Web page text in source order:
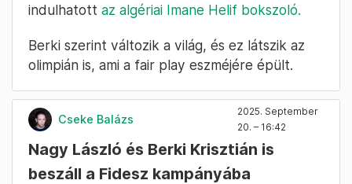
indulhatott az algériai Imane Helif bokszoló.
Berki szerint változik a világ, és ez látszik az
olimpián is, ami a fair play eszméjére épült.
Cseke Balázs
2025. September
20. – 16:42
Nagy László és Berki Krisztián is
beszáll a Fidesz kampányába